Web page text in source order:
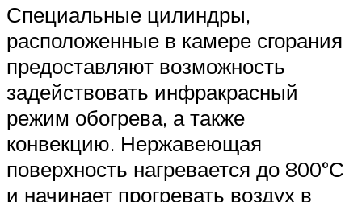
Специальные цилиндры,
расположенные в камере сгорания
предоставляют возможность
задействовать инфракрасный
режим обогрева, а также
конвекцию. Нержавеющая
поверхность нагревается до 800°С
и начинает прогревать воздух в